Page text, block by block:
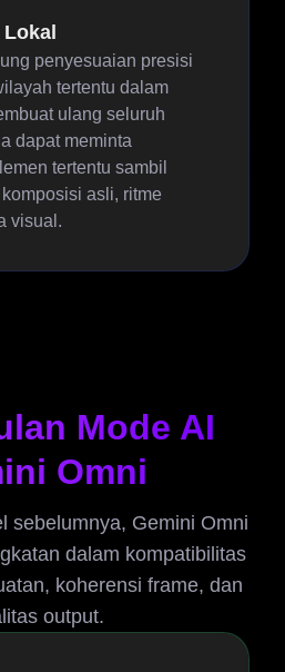
penyesuaian presisi
tertentu dalam
ulang seluruh
dapat meminta
tertentu sambil
asli, ritme
visual.
Mode AI
Omni
sebelumnya, Gemini Omni
dalam kompatibilitas
koherensi frame, dan
output.